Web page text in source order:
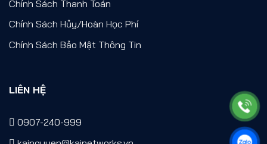
Chính Sách Thanh Toán
Chính Sách Hủy/Hoàn Học Phí
Chính Sách Bảo Mật Thông Tin
LIÊN HỆ
0907-240-999